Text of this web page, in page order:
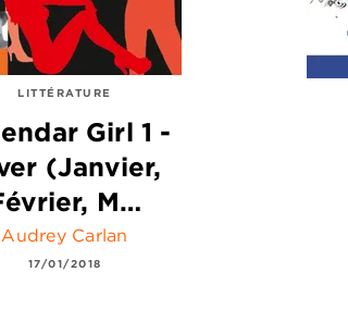
LITTÉRATURE
Girl 1 -
(Janvier,
M…
Audrey Carlan
17/01/2018